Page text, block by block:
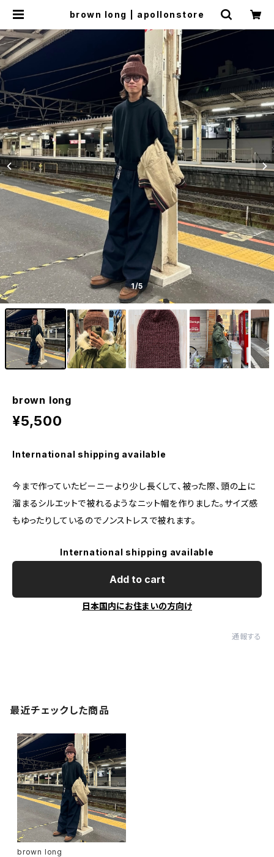
brown long | apollonstore
1/5
brown long
¥5,500
International shipping available
今まで作っていたビーニーより少し長くして、被った際、頭の上に
溜まるシルエットで被れるようなニット帽を作りました。サイズ感
もゆったりしているのでノンストレスで被れます。
International shipping available
Add to cart
日本国内にお住まいの方向け
通報する
最近チェックした商品
brown long